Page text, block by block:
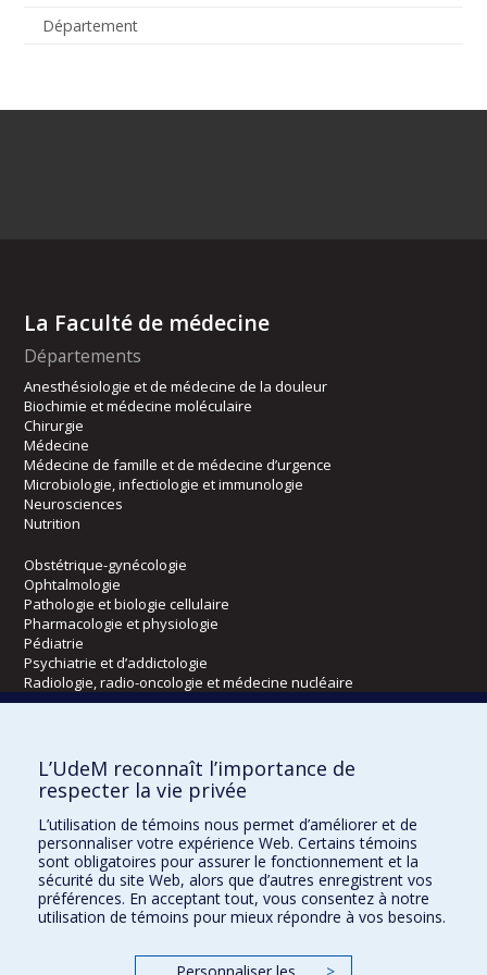
Département
La Faculté de médecine
Départements
Anesthésiologie et de médecine de la douleur
Biochimie et médecine moléculaire
Chirurgie
Médecine
Médecine de famille et de médecine d’urgence
Microbiologie, infectiologie et immunologie
Neurosciences
Nutrition
Obstétrique-gynécologie
Ophtalmologie
Pathologie et biologie cellulaire
Pharmacologie et physiologie
Pédiatrie
Psychiatrie et d’addictologie
Radiologie, radio-oncologie et médecine nucléaire
Écoles
Kinésiologie et des sciences de l’activité physique
Orthophonie et audiologie
Réadaptation
Directions
DPC
CPASS
L’UdeM reconnaît l’importance de
respecter la vie privée
L’utilisation de témoins nous permet d’améliorer et de
personnaliser votre expérience Web. Certains témoins
sont obligatoires pour assurer le fonctionnement et la
sécurité du site Web, alors que d’autres enregistrent vos
préférences. En acceptant tout, vous consentez à notre
utilisation de témoins pour mieux répondre à vos besoins.